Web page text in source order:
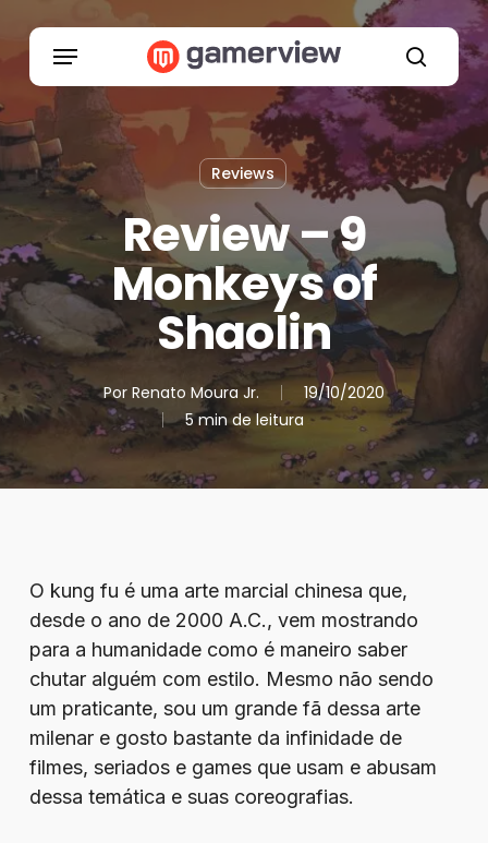
search
Menu
Reviews
Review – 9
Monkeys of
Shaolin
Por Renato Moura Jr.
19/10/2020
5 min de leitura
O kung fu é uma arte marcial chinesa que,
desde o ano de 2000 A.C., vem mostrando
para a humanidade como é maneiro saber
chutar alguém com estilo. Mesmo não sendo
um praticante, sou um grande fã dessa arte
milenar e gosto bastante da infinidade de
filmes, seriados e games que usam e abusam
dessa temática e suas coreografias.